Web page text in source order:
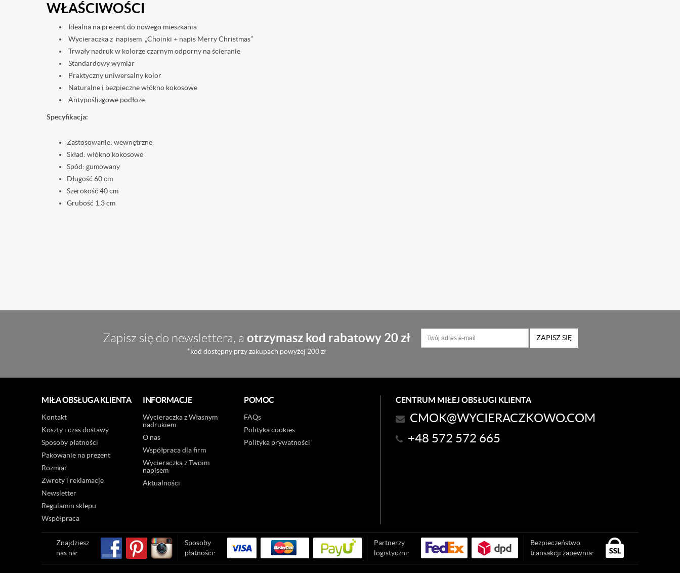
WŁAŚCIWOŚCI
Idealna na prezent do nowego mieszkania
Wycieraczka z napisem „Choinki + napis Merry Christmas”
Trwały nadruk w kolorze czarnym odporny na ścieranie
Standardowy wymiar
Praktyczny uniwersalny kolor
Naturalne i bezpieczne włókno kokosowe
Antypoślizgowe podłoże
Specyfikacja:
Zastosowanie: wewnętrzne
Skład: włókno kokosowe
Spód: gumowany
Długość 60 cm
Szerokość 40 cm
Grubość 1,3 cm
Zapisz się do newslettera, a otrzymasz kod rabatowy 20 zł
*kod dostępny przy zakupach powyżej 200 zł
ZAPISZ SIĘ
MIŁA OBSŁUGA KLIENTA
Kontakt
Koszty i czas dostawy
Sposoby płatności
Pakowanie na prezent
Rozmiar
Zwroty i reklamacje
Newsletter
Regulamin sklepu
Współpraca
INFORMACJE
Wycieraczka z Własnym
nadrukiem
O nas
Współpraca dla firm
Wycieraczka z Twoim
napisem
Aktualności
POMOC
FAQs
Polityka cookies
Polityka prywatności
CENTRUM MIŁEJ OBSŁUGI KLIENTA
CMOK@WYCIERACZKOWO.COM
+48 572 572 665
Znajdziesz
nas na:
Sposoby
płatności:
Partnerzy
logistyczni:
Bezpieczeństwo
transakcji zapewnia: